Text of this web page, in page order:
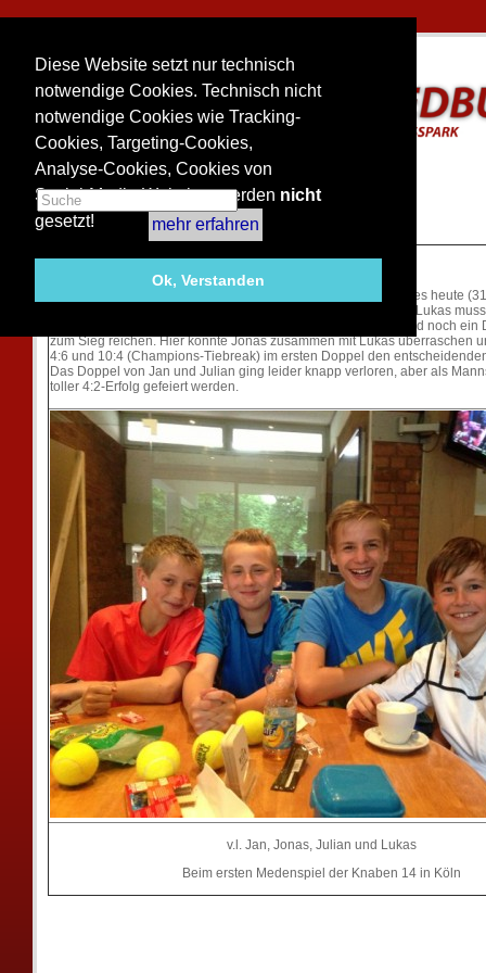
Diese Website setzt nur technisch
notwendige Cookies. Technisch nicht
notwendige Cookies wie Tracking-
Cookies, Targeting-Cookies,
Analyse-Cookies, Cookies von
Social-Media-Websites werden nicht
gesetzt!
mehr erfahren
Ok, Verstanden
Nachdem das Spiel am Sonntag abgebrochen wurde, konnte es heute
werden. Jonas, Jan und Julian konnten ihre Einzel gewinnen. Lukas
ersten Einzel-Medenspiel Lehrgeld zahlen. So stand es 3:1 und noch ein
zum Sieg reichen. Hier konnte Jonas zusammen mit Lukas überraschen
4:6 und 10:4 (Champions-Tiebreak) im ersten Doppel den
Das Doppel von Jan und Julian ging leider knapp verloren, aber als
toller 4:2-Erfolg gefeiert werden.
v.l. Jan, Jonas, Julian und Lukas
Beim ersten Medenspiel der Knaben 14 in Köln